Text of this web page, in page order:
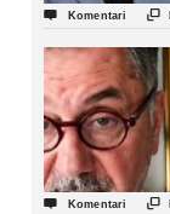
 Komentari 
 Komentari 